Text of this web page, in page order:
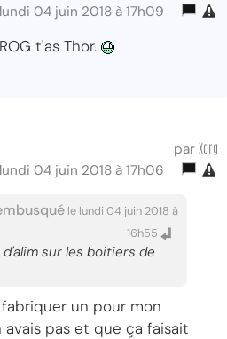
04 juin 2018 à 17h09
t'as Thor.
par Xorg
04 juin 2018 à 17h06
le lundi 04 juin 2018 à
16h55
sur les boitiers de
un pour mon
pas et que ça faisait